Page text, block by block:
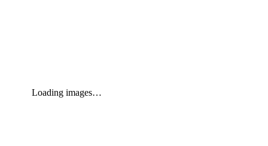
Loading images…